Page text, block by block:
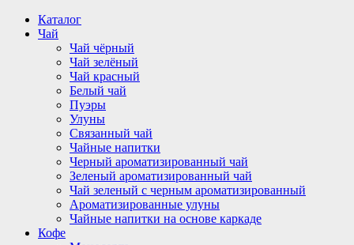
Перейти
содержимому
Каталог
Чай
Чай чёрный
Чай зелёный
Чай красный
Белый чай
Пуэры
Улуны
Связанный чай
Чайные напитки
Черный ароматизированный чай
Зеленый ароматизированный чай
Чай зеленый с черным ароматизированный
Ароматизированные улуны
Чайные напитки на основе каркаде
Кофе